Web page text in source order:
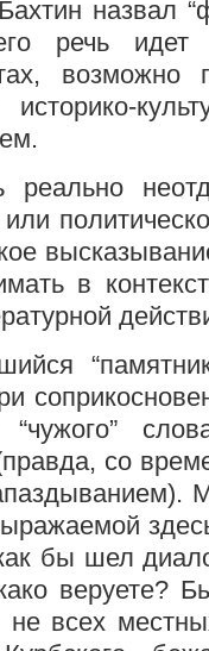
назвал
речь идет о
возможно
реально
в
“чужого”
со
бы шел
веруете?
всех